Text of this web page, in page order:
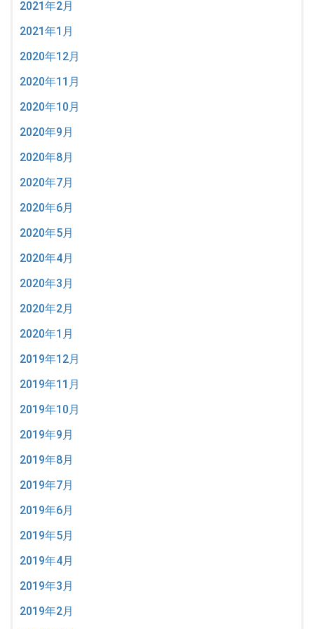
2021年2月
2021年1月
2020年12月
2020年11月
2020年10月
2020年9月
2020年8月
2020年7月
2020年6月
2020年5月
2020年4月
2020年3月
2020年2月
2020年1月
2019年12月
2019年11月
2019年10月
2019年9月
2019年8月
2019年7月
2019年6月
2019年5月
2019年4月
2019年3月
2019年2月